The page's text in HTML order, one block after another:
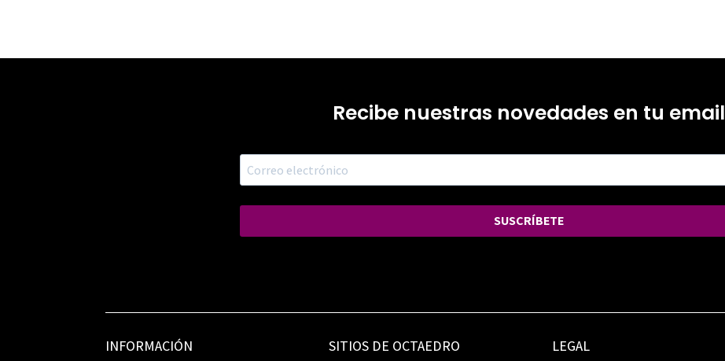
Recibe nuestras novedades en tu email
SUSCRÍBETE
INFORMACIÓN SITIOS DE OCTAEDRO LEGAL